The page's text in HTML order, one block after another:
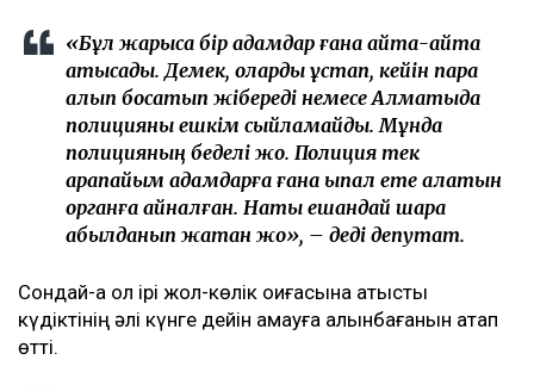
«Бұл жарысқа бір адамдар ғана қайта-қайта
қатысады. Демек, оларды ұстап, кейін пара
алып босатып жібереді немесе Алматыда
полицияны ешкім сыйламайды. Мұнда
полицияның беделі жоқ. Полиция тек
қарапайым адамдарға ғана ықпал ете алатын
органға айналған. Нақты ешқандай шара
қабылданып жатқан жоқ», – деді депутат.
Сондай-ақ ол ірі жол-көлік оқиғасына қатысты
күдіктінің әлі күнге дейін қамауға алынбағанын атап
өтті.